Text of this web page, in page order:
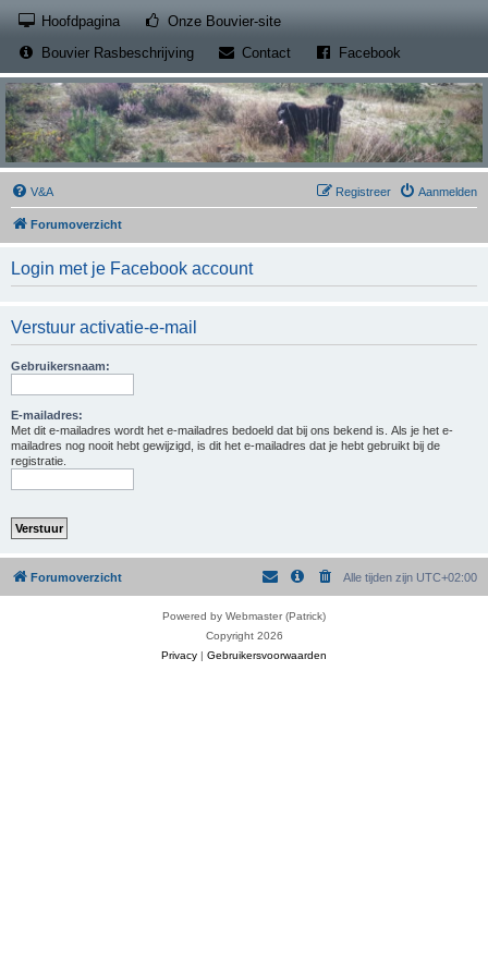
Hoofdpagina Onze Bouvier-site(Opens a new tab)
Bouvier Rasbeschrijving
Contact(Opens a new tab)
Facebook
V&A Aanmelden
Registreer
Forumoverzicht
Login met je Facebook account
Verstuur activatie-e-mail
Gebruikersnaam:
E-mailadres:
Met dit e-mailadres wordt het e-mailadres bedoeld dat bij ons bekend is. Als je het e-
mailadres nog nooit hebt gewijzigd, is dit het e-mailadres dat je hebt gebruikt bij de
registratie.
Forumoverzicht Alle tijden zijn UTC+02:00
Powered by Webmaster (Patrick)
Copyright 2026
Privacy | Gebruikersvoorwaarden